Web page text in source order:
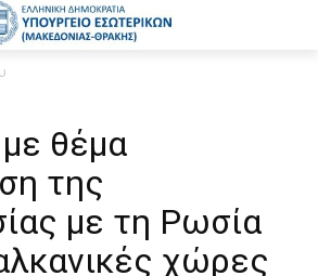
θέμα
της
με τη Ρωσία
χώρες